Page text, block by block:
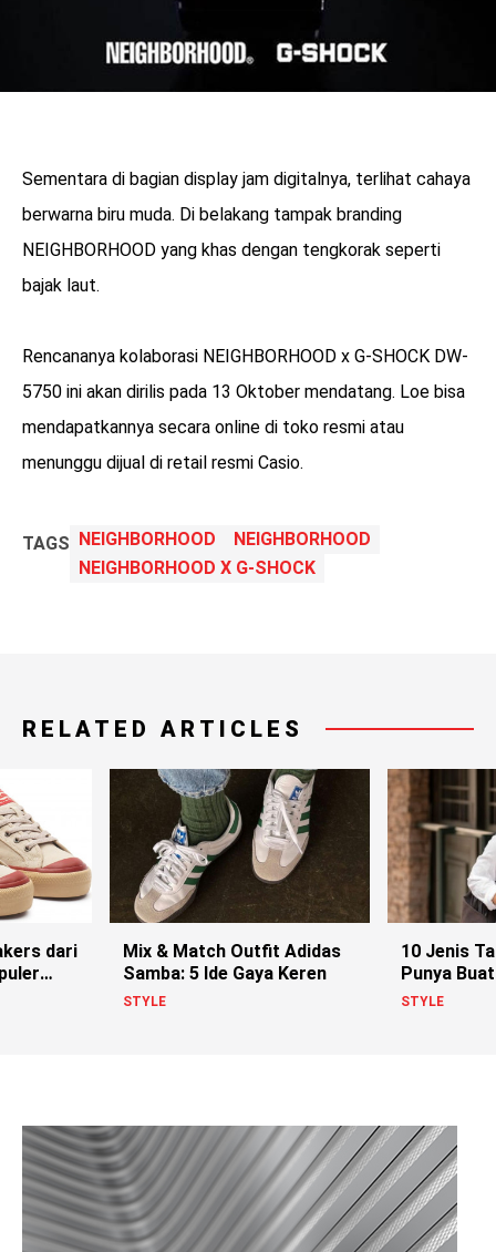
Sementara di bagian display jam digitalnya, terlihat cahaya
berwarna biru muda. Di belakang tampak branding
NEIGHBORHOOD yang khas dengan tengkorak seperti
bajak laut.
Rencananya kolaborasi NEIGHBORHOOD x G-SHOCK DW-
5750 ini akan dirilis pada 13 Oktober mendatang. Loe bisa
mendapatkannya secara online di toko resmi atau
menunggu dijual di retail resmi Casio.
TAGS NEIGHBORHOOD
NEIGHBORHOOD
NEIGHBORHOOD X G-SHOCK
RELATED ARTICLES
dari
Mix & Match Outfit Adidas
Samba: 5 Ide Gaya Keren
STYLE
10 Jenis
Punya
Lo
STYLE